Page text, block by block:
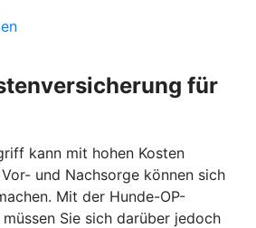
für
kann mit hohen Kosten
und Nachsorge können sich
Mit der Hunde-OP-
Sie sich darüber jedoch